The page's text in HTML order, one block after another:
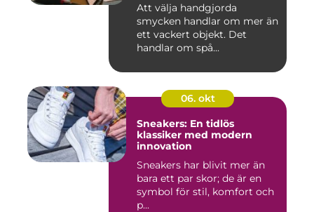
Att välja handgjorda
smycken handlar om mer än
ett vackert objekt. Det
handlar om spå...
06. okt
Sneakers: En tidlös
klassiker med modern
innovation
Sneakers har blivit mer än
bara ett par skor; de är en
symbol för stil, komfort och
p...